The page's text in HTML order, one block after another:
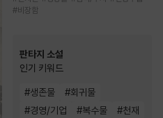
#비장함
판타지 소설
인기 키워드
#생존물 #회귀물
#경영/기업 #복수물 #천재